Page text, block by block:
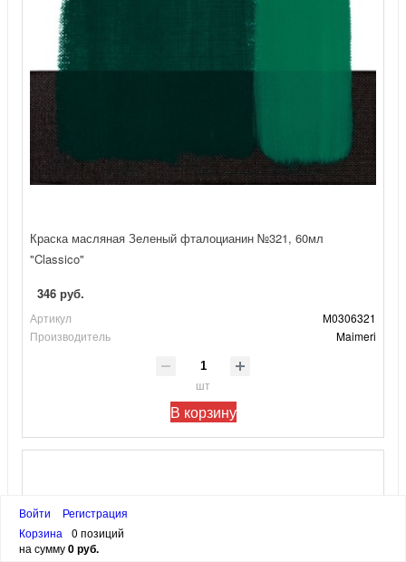
Краска масляная Зеленый фталоцианин №321, 60мл
"Classico"
346 руб.
Артикул
М0306321
Производитель
Maimeri
шт
В корзину
Войти
Регистрация
Корзина
0 позиций
на сумму0 руб.